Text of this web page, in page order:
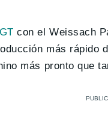
con el Weissach
más
más pronto que